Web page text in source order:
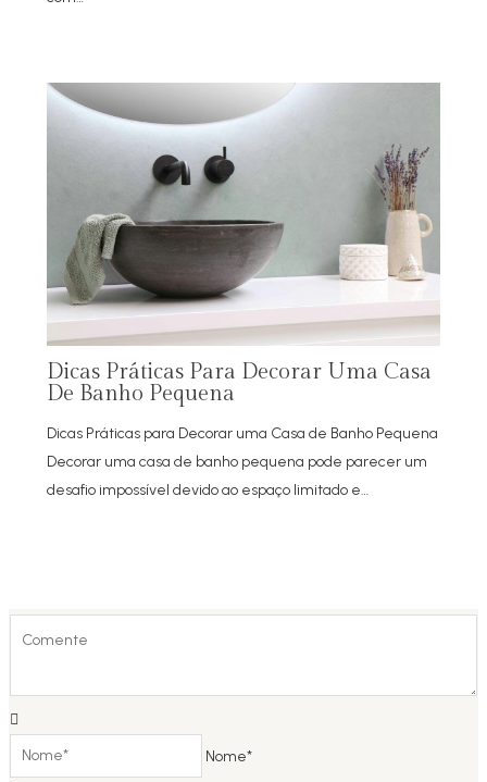
Dicas Práticas Para Decorar Uma Casa
De Banho Pequena
Dicas Práticas para Decorar uma Casa de Banho Pequena
Decorar uma casa de banho pequena pode parecer um
desafio impossível devido ao espaço limitado e…
Nome*